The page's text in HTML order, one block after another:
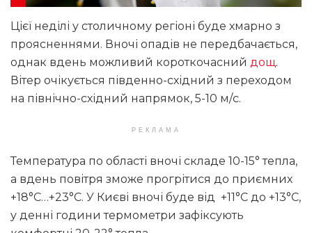
Цієї неділі у столичному регіоні буде хмарно з
проясненнями. Вночі опадів не передбачається,
однак вдень можливий короткочасний дощ.
Вітер очікується південно-східний з переходом
на північно-східний напрямок, 5-10 м/с.
РЕКЛАМА
Температура по області вночі складе 10-15° тепла,
а вдень повітря зможе прогрітися до приємних
+18°С…+23°С. У Києві вночі буде від +11°С до +13°С,
у денні години термометри зафіксують